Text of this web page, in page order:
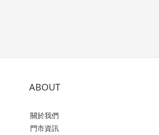
ABOUT
關於我們
門市資訊